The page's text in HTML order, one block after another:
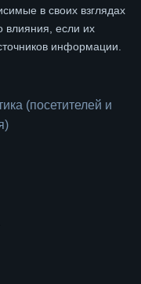
в своих взглядах
влияния, если их
информации.